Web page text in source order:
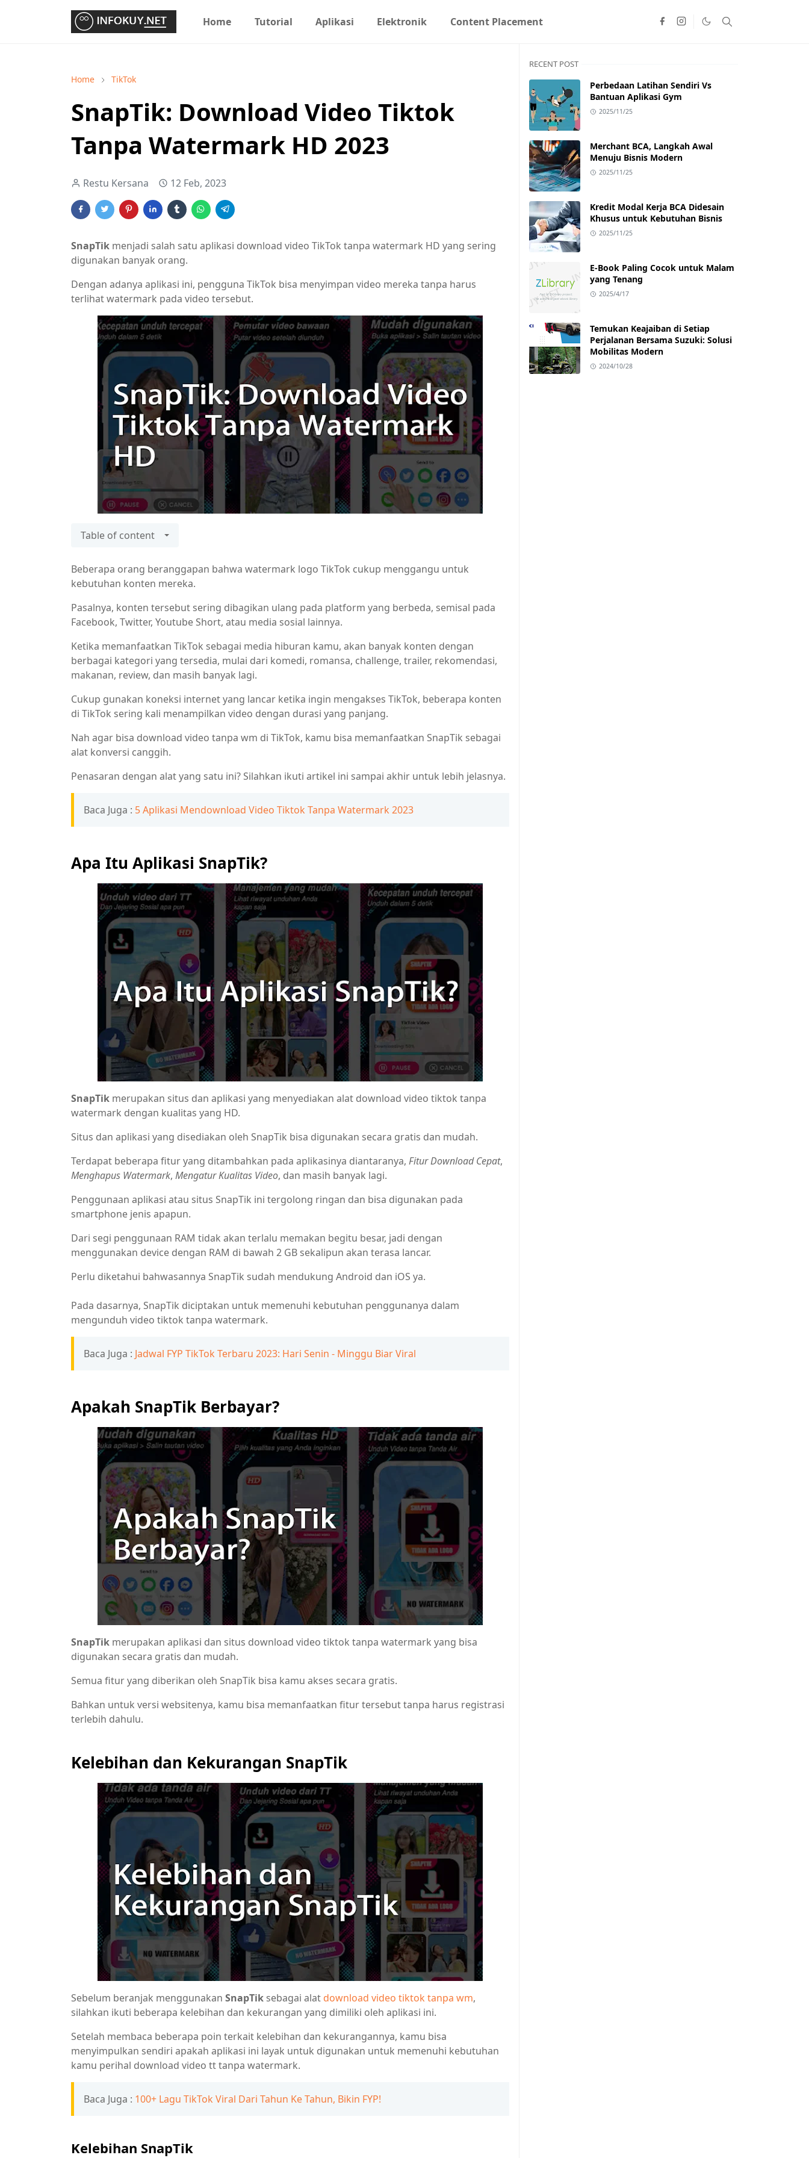
Home Tutorial Aplikasi Elektronik Content Placement
Home TikTok
SnapTik: Download Video Tiktok
Tanpa Watermark HD 2023
Restu Kersana 12 Feb, 2023
SnapTik menjadi salah satu aplikasi download video TikTok tanpa watermark HD yang sering
digunakan banyak orang.
Dengan adanya aplikasi ini, pengguna TikTok bisa menyimpan video mereka tanpa harus
terlihat watermark pada video tersebut.
Table of content
Beberapa orang beranggapan bahwa watermark logo TikTok cukup menggangu untuk
kebutuhan konten mereka.
Pasalnya, konten tersebut sering dibagikan ulang pada platform yang berbeda, semisal pada
Facebook, Twitter, Youtube Short, atau media sosial lainnya.
Ketika memanfaatkan TikTok sebagai media hiburan kamu, akan banyak konten dengan
berbagai kategori yang tersedia, mulai dari komedi, romansa, challenge, trailer, rekomendasi,
makanan, review, dan masih banyak lagi.
Cukup gunakan koneksi internet yang lancar ketika ingin mengakses TikTok, beberapa konten
di TikTok sering kali menampilkan video dengan durasi yang panjang.
Nah agar bisa download video tanpa wm di TikTok, kamu bisa memanfaatkan SnapTik sebagai
alat konversi canggih.
Penasaran dengan alat yang satu ini? Silahkan ikuti artikel ini sampai akhir untuk lebih jelasnya.
Baca Juga : 5 Aplikasi Mendownload Video Tiktok Tanpa Watermark 2023
Apa Itu Aplikasi SnapTik?
SnapTik merupakan situs dan aplikasi yang menyediakan alat download video tiktok tanpa
watermark dengan kualitas yang HD.
Situs dan aplikasi yang disediakan oleh SnapTik bisa digunakan secara gratis dan mudah.
Terdapat beberapa fitur yang ditambahkan pada aplikasinya diantaranya, Fitur Download Cepat,
Menghapus Watermark, Mengatur Kualitas Video, dan masih banyak lagi.
Penggunaan aplikasi atau situs SnapTik ini tergolong ringan dan bisa digunakan pada
smartphone jenis apapun.
Dari segi penggunaan RAM tidak akan terlalu memakan begitu besar, jadi dengan
menggunakan device dengan RAM di bawah 2 GB sekalipun akan terasa lancar.
Perlu diketahui bahwasannya SnapTik sudah mendukung Android dan iOS ya.
Pada dasarnya, SnapTik diciptakan untuk memenuhi kebutuhan penggunanya dalam
mengunduh video tiktok tanpa watermark.
Baca Juga : Jadwal FYP TikTok Terbaru 2023: Hari Senin - Minggu Biar Viral
Apakah SnapTik Berbayar?
SnapTik merupakan aplikasi dan situs download video tiktok tanpa watermark yang bisa
digunakan secara gratis dan mudah.
Semua fitur yang diberikan oleh SnapTik bisa kamu akses secara gratis.
Bahkan untuk versi websitenya, kamu bisa memanfaatkan fitur tersebut tanpa harus registrasi
terlebih dahulu.
Kelebihan dan Kekurangan SnapTik
Sebelum beranjak menggunakan SnapTik sebagai alat download video tiktok tanpa wm,
silahkan ikuti beberapa kelebihan dan kekurangan yang dimiliki oleh aplikasi ini.
Setelah membaca beberapa poin terkait kelebihan dan kekurangannya, kamu bisa
menyimpulkan sendiri apakah aplikasi ini layak untuk digunakan untuk memenuhi kebutuhan
kamu perihal download video tt tanpa watermark.
Baca Juga : 100+ Lagu TikTok Viral Dari Tahun Ke Tahun, Bikin FYP!
Kelebihan SnapTik
RECENT POST
Perbedaan Latihan Sendiri Vs
Bantuan Aplikasi Gym
2025/11/25
Merchant BCA, Langkah Awal
Menuju Bisnis Modern
2025/11/25
Kredit Modal Kerja BCA Didesain
Khusus untuk Kebutuhan Bisnis
2025/11/25
E-Book Paling Cocok untuk Malam
yang Tenang
2025/4/17
Temukan Keajaiban di Setiap
Perjalanan Bersama Suzuki: Solusi
Mobilitas Modern
2024/10/28